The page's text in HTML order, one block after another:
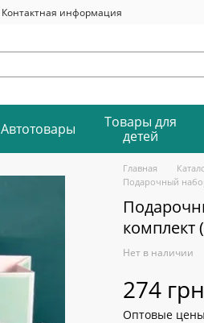
Контактная информация
Автотовары
Товары для
детей
Главная
Подарочный
комплект
Нет в наличии
274 грн
Оптовые